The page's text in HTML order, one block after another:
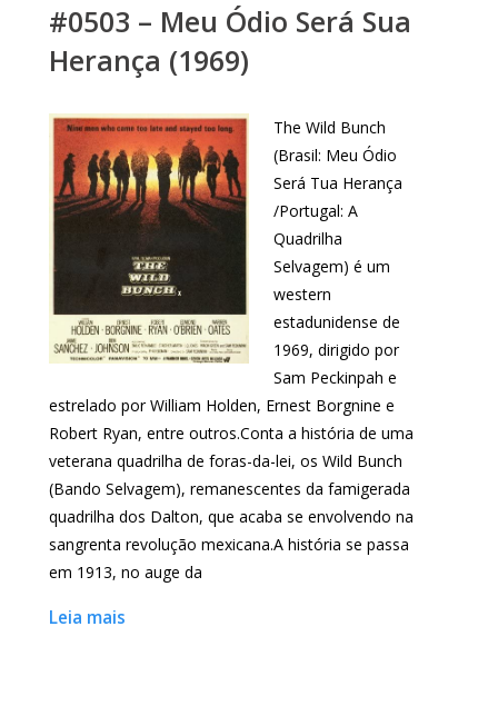
#0503 – Meu Ódio Será Sua
Herança (1969)
The Wild Bunch
(Brasil: Meu Ódio
Será Tua Herança
/Portugal: A
Quadrilha
Selvagem) é um
western
estadunidense de
1969, dirigido por
Sam Peckinpah e
estrelado por William Holden, Ernest Borgnine e
Robert Ryan, entre outros.Conta a história de uma
veterana quadrilha de foras-da-lei, os Wild Bunch
(Bando Selvagem), remanescentes da famigerada
quadrilha dos Dalton, que acaba se envolvendo na
sangrenta revolução mexicana.A história se passa
em 1913, no auge da
Leia mais